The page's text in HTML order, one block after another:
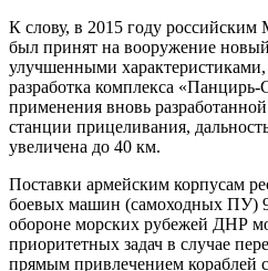
К слову, в 2015 году
был принят на вооружение
улучшенными характеристиками,
разработка комплекса
применения вновь
станции прицеливания,
увеличена до 40 км.
Поставки армейским корпусам
боевых машин (самоходных ПУ)
обороне морских рубежей ДНР
приоритетных задач в случае
прямым привлечением